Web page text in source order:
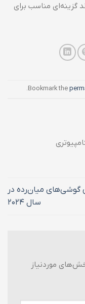
گزینه‌ای مناسب برای
.
گوشی‌های میان‌رده در
سال ۲۰۲۴
موردنیاز